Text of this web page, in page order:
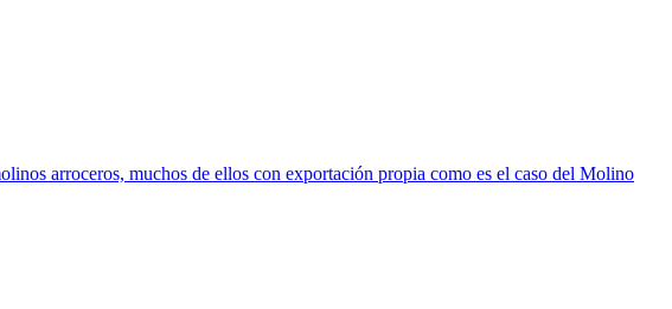
arroceros, muchos de ellos con exportación propia como es el caso del Molino